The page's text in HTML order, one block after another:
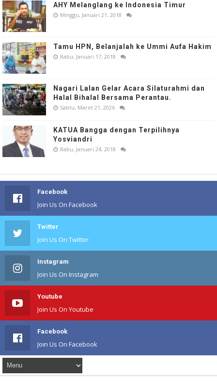
AHY Melanglang ke Indonesia Timur
Minggu, Januari 21, 2018
Tamu HPN, Belanjalah ke Ummi Aufa Hakim
Rabu, Januari 17, 2018
Nagari Lalan Gelar Acara Silaturahmi dan
Halal Bihalal Bersama Perantau.
Sabtu, Maret 21, 2026
KATUA Bangga dengan Terpilihnya
Yosviandri
Rabu, Januari 24, 2018
Facebook
Join Us On Facebook
Twitter
Join Us On Twitter
Instagram
Join Us On Instagram
Youtube
Join Us On Youtube
Facebook
Join Us On Facebook